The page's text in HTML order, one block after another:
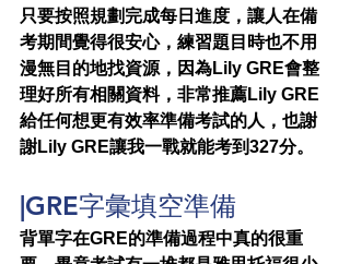
只要按照規劃完成每日進度，讓人在備
考期間覺得很安心，練習題目時也不用
漫無目的地找資源，因為Lily GRE會整
理好所有相關資料，非常推薦Lily GRE
給任何想更有效率準備考試的人，也謝
謝Lily GRE讓我一戰就能考到327分。
|GRE字彙填空準備
背單字在GRE的準備過程中真的很重